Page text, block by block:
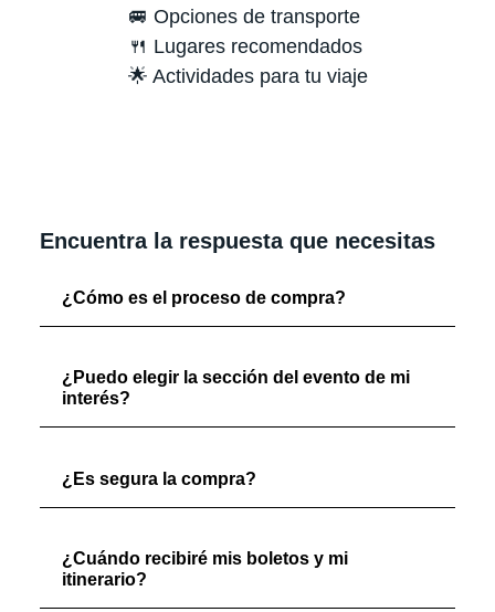
🚐 Opciones de transporte
🍴 Lugares recomendados
🌟 Actividades para tu viaje
Encuentra la respuesta que necesitas
¿Cómo es el proceso de compra?
¿Puedo elegir la sección del evento de mi
interés?
¿Es segura la compra?
¿Cuándo recibiré mis boletos y mi
itinerario?